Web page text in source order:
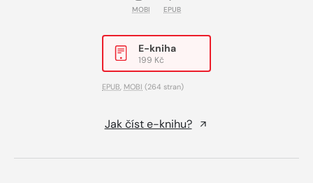
MOBI EPUB
E-kniha
199 Kč
EPUB MOBI (264 stran)
Jak číst e-knihu?